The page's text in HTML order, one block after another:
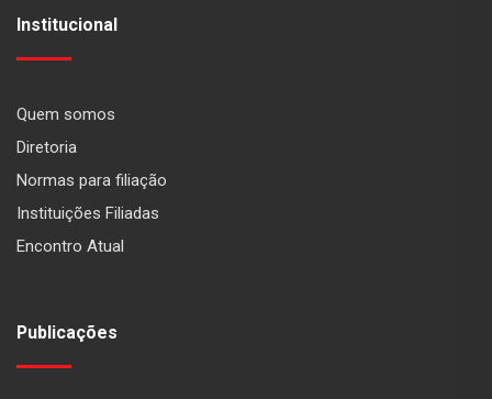
Institucional
Quem somos
Diretoria
Normas para filiação
Instituições Filiadas
Encontro Atual
Publicações